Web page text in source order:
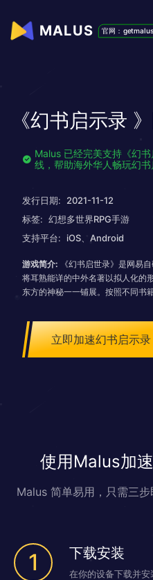
MALUS 官网：
《幻书启示录
Malus 已经完美支持《幻
线，帮助海外华人畅玩幻书
发行日期:
2021-11-12
标签: 幻想多世界RPG手游
支持平台:
iOS、Android
游戏简介: 《幻书启世录》是网易
将耳熟能详的中外名著以拟人化的
东方的神秘一一铺展。按照不同书
立即加速幻书启示录
使用Malus加
Malus 简单易用，只需三
1 下载安装
在你的设备下载并